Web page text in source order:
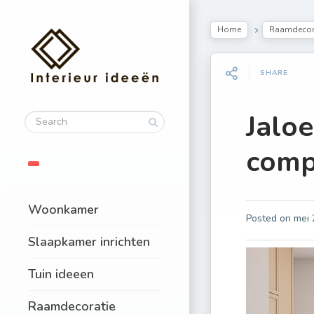
Woonkamer
Slaapkamer inrichten
Tuin ideeen
Raamdecoratie
Home
SHARE
Posted on mei